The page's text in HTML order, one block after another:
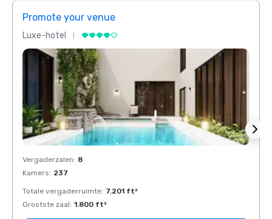
Promote your venue
Luxe-hotel
Vergaderzalen: 8
Kamers: 237
Totale vergaderruimte: 7.201 ft²
Grootste zaal: 1.800 ft²